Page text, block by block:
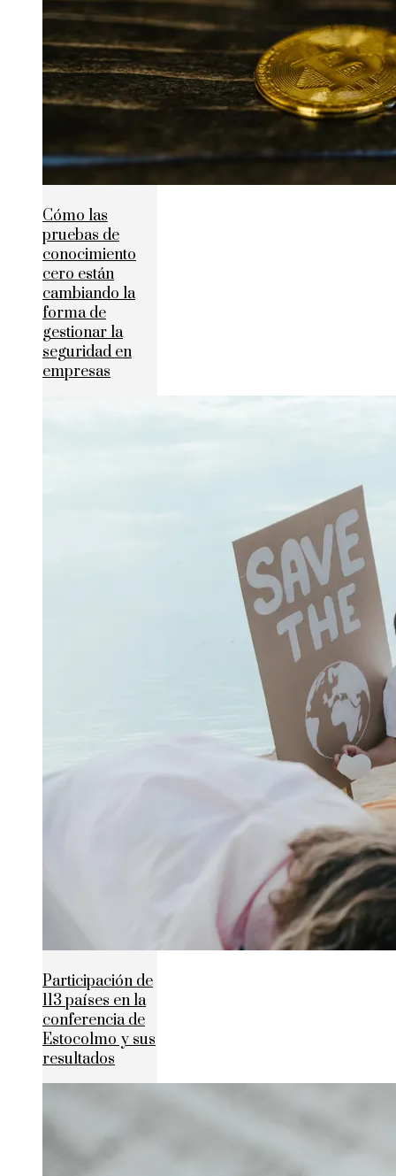
Cómo las
pruebas de
conocimiento
cero están
cambiando la
forma de
gestionar la
seguridad en
empresas
Participación de
113 países en la
conferencia de
Estocolmo y sus
resultados